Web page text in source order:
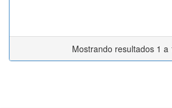
Mostrando resultados 1 a